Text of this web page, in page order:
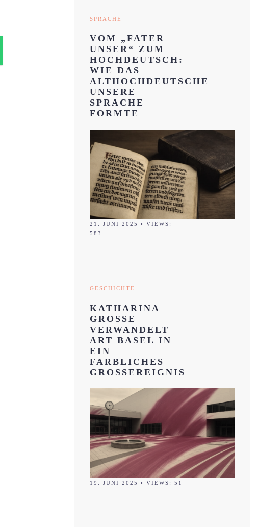
SPRACHE
VOM „FATER
UNSER“ ZUM
HOCHDEUTSCH:
WIE DAS
ALTHOCHDEUTSCHE
UNSERE
SPRACHE
FORMTE
21. JUNI 2025 • VIEWS:
583
GESCHICHTE
KATHARINA
GROSSE
VERWANDELT
ART BASEL IN
EIN
FARBLICHES
GROSSEREIGNIS
19. JUNI 2025 • VIEWS: 51